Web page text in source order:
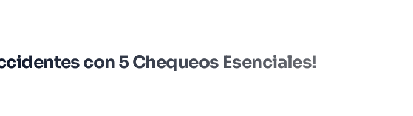
con 5 Chequeos Esenciales!